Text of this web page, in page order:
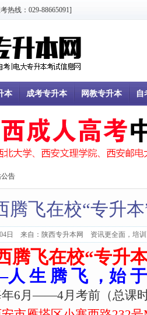
热线：029-88665091]
本 成考专升本 网教专升本 自
公告
腾飞在校“专升
04日 来自：陕西专升本网 资讯更全面，培
腾飞在校“专升
生 腾 飞 ，始 于
年6月——4月考前（总课